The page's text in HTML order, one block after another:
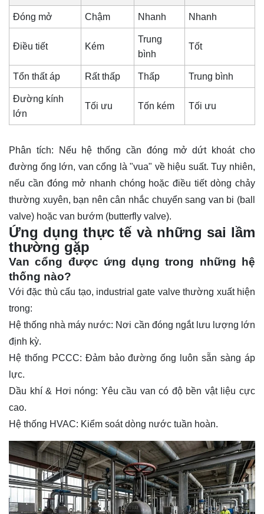
Đóng mở Chậm Nhanh Nhanh
Điều tiết Kém
Trung
bình
Tốt
Tổn thất áp Rất thấp Thấp Trung bình
Đường kính
lớn
Tối ưu Tốn kém Tối ưu
Phân tích: Nếu hệ thống cần đóng mở dứt khoát cho
đường ống lớn, van cổng là "vua" về hiệu suất. Tuy nhiên,
nếu cần đóng mở nhanh chóng hoặc điều tiết dòng chảy
thường xuyên, bạn nên cân nhắc chuyển sang van bi (ball
valve) hoặc van bướm (butterfly valve).
Ứng dụng thực tế và những sai lầm
thường gặp
Van cổng được ứng dụng trong những hệ
thống nào?
Với đặc thù cấu tạo, industrial gate valve thường xuất hiện
trong:
Hệ thống nhà máy nước: Nơi cần đóng ngắt lưu lượng lớn
định kỳ.
Hệ thống PCCC: Đảm bảo đường ống luôn sẵn sàng áp
lực.
Dầu khí & Hơi nóng: Yêu cầu van có độ bền vật liệu cực
cao.
Hệ thống HVAC: Kiểm soát dòng nước tuần hoàn.